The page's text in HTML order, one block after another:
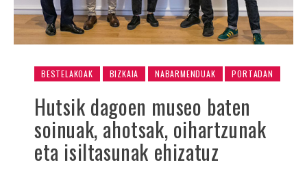
BESTELAKOAK BIZKAIA NABARMENDUAK PORTADAN
Hutsik dagoen museo baten
soinuak, ahotsak, oihartzunak
eta isiltasunak ehizatuz